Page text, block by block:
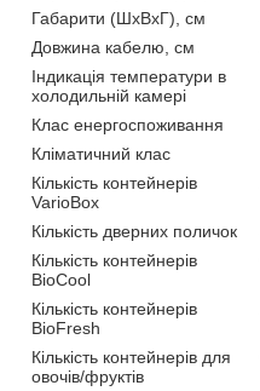
Габарити (ШхВхГ), см
Довжина кабелю, см
Індикація температури в
холодильній камері
Клас енергоспоживання
Кліматичний клас
Кількість контейнерів
VarioBox
Кількість дверних поличок
Кількість контейнерів
BioCool
Кількість контейнерів
BioFresh
Кількість контейнерів для
овочів/фруктів